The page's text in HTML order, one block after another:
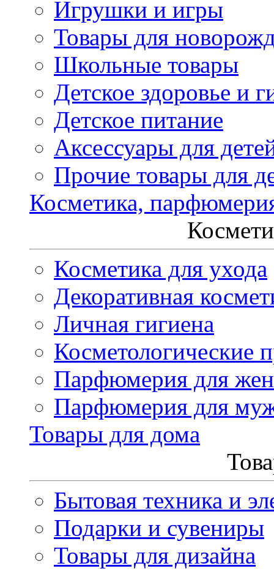
Игрушки и игры
Товары для
Школьные товары
Детское здоровье и
Детское питание
Аксессуары для
Прочие товары для
Косметика,
Косметика для ухода
Декоративная
Личная гигиена
Косметологические
Парфюмерия для
Парфюмерия для
Товары для дома
Бытовая техника и
Подарки и сувениры
Товары для дизайна